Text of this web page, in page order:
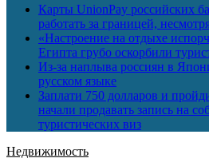
Карты UnionPay российских
работать за границей,
«Настроение на отдыхе
Египта грубо оскорбили
Из-за наплыва россиян в
русском языке
Заплати 750 долларов и
начали продавать запись на
туристических виз
Недвижимость